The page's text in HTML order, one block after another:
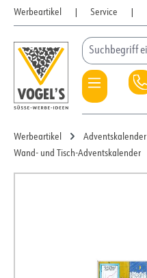
Zum Hauptinhalt springen
Werbeartikel Service
Werbeartikel
Adventskalender
Wand- und Tisch-Adventskalender